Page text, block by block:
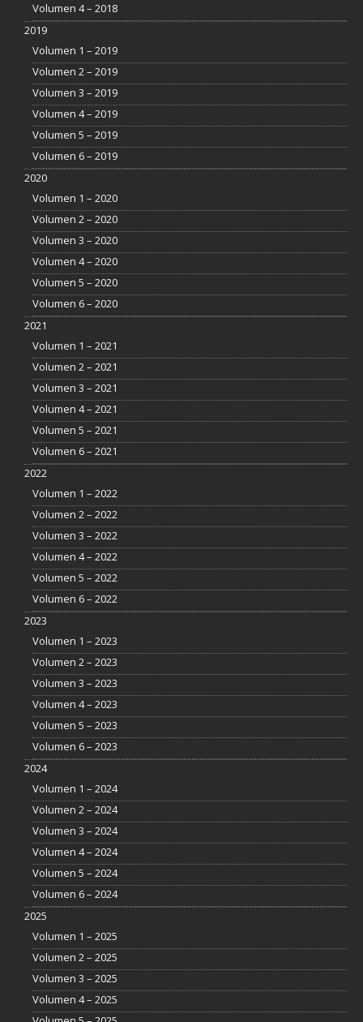
Volumen 4 – 2018
2019
Volumen 1 – 2019
Volumen 2 – 2019
Volumen 3 – 2019
Volumen 4 – 2019
Volumen 5 – 2019
Volumen 6 – 2019
2020
Volumen 1 – 2020
Volumen 2 – 2020
Volumen 3 – 2020
Volumen 4 – 2020
Volumen 5 – 2020
Volumen 6 – 2020
2021
Volumen 1 – 2021
Volumen 2 – 2021
Volumen 3 – 2021
Volumen 4 – 2021
Volumen 5 – 2021
Volumen 6 – 2021
2022
Volumen 1 – 2022
Volumen 2 – 2022
Volumen 3 – 2022
Volumen 4 – 2022
Volumen 5 – 2022
Volumen 6 – 2022
2023
Volumen 1 – 2023
Volumen 2 – 2023
Volumen 3 – 2023
Volumen 4 – 2023
Volumen 5 – 2023
Volumen 6 – 2023
2024
Volumen 1 – 2024
Volumen 2 – 2024
Volumen 3 – 2024
Volumen 4 – 2024
Volumen 5 – 2024
Volumen 6 – 2024
2025
Volumen 1 – 2025
Volumen 2 – 2025
Volumen 3 – 2025
Volumen 4 – 2025